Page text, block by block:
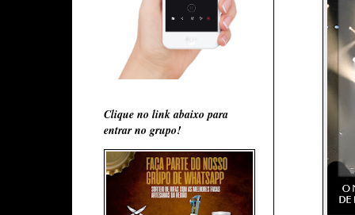
Clique no link abaixo para
entrar no grupo!